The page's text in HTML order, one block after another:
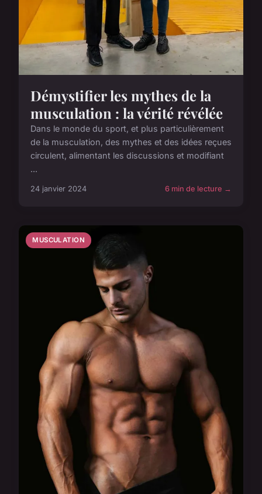
Démystifier les mythes de la
musculation : la vérité révélée
Dans le monde du sport, et plus particulièrement
de la musculation, des mythes et des idées reçues
circulent, alimentant les discussions et modifiant
...
24 janvier 2024 6 min de lecture →
MUSCULATION